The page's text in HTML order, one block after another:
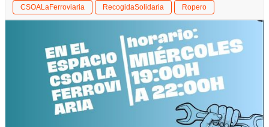
CSOALaFerroviaria RecogidaSolidaria Ropero